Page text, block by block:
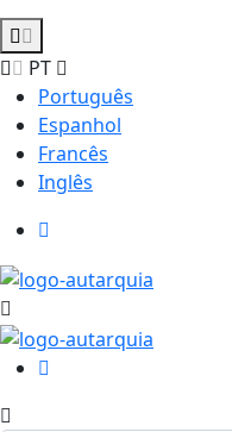
PT
Português
Espanhol
Francês
Inglês